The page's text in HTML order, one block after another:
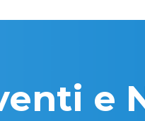
e